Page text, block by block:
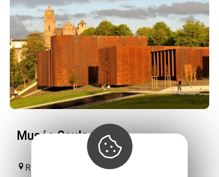
Musée Soulages
Rodez